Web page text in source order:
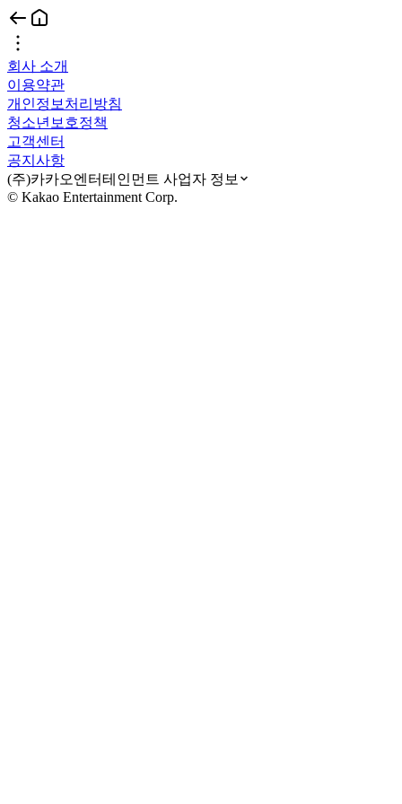
회사 소개
이용약관
개인정보처리방침
청소년보호정책
고객센터
공지사항
(주)카카오엔터테인먼트 사업자 정보
© Kakao Entertainment Corp.